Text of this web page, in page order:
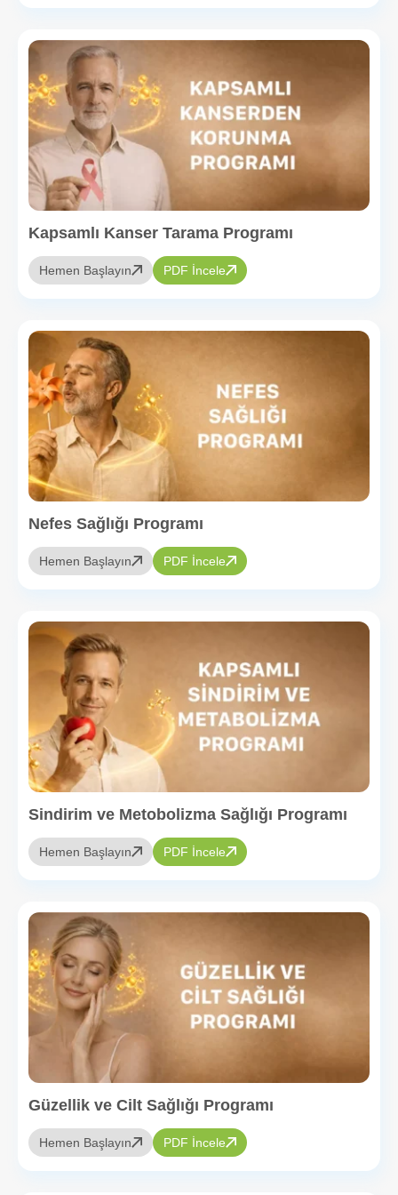
Kapsamlı Kanser Tarama Programı
Hemen Başlayın PDF İncele
Nefes Sağlığı Programı
Hemen Başlayın PDF İncele
Sindirim ve Metobolizma Sağlığı Programı
Hemen Başlayın PDF İncele
Güzellik ve Cilt Sağlığı Programı
Hemen Başlayın PDF İncele